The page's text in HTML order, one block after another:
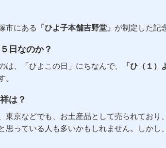
市にある 「ひよ子本舗吉野堂」 が制定した記
日なのか？
は、「ひよこの日」にちなんで、
「ひ（１）
。
は？
東京などでも、お土産品として売られており
思っている人も多いかもしれません。しかし、